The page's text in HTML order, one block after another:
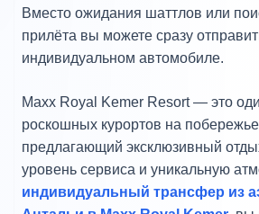
Вместо ожидания шаттлов или
прилёта вы можете сразу
индивидуальном автомобиле.
Maxx Royal Kemer Resort — это
роскошных курортов на
предлагающий эксклюзивный
уровень сервиса и уникальную
индивидуальный трансфер из